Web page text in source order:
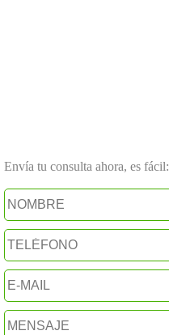
Envía tu consulta ahora, es fácil: